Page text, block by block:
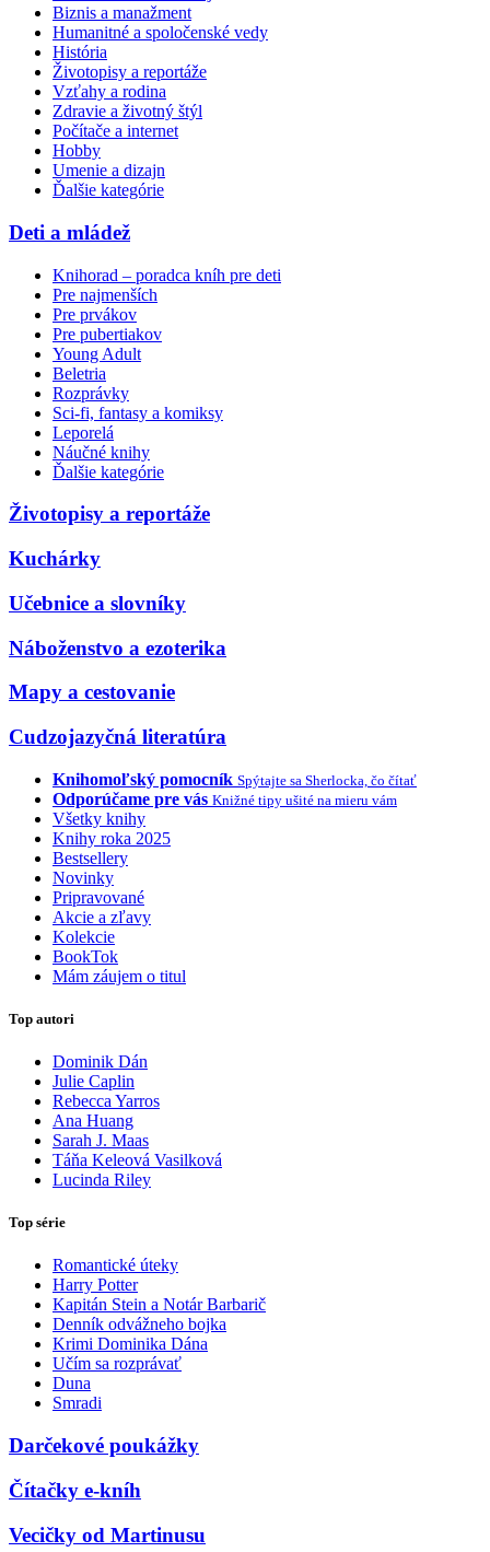
Biznis a manažment
Humanitné a spoločenské vedy
História
Životopisy a reportáže
Vzťahy a rodina
Zdravie a životný štýl
Počítače a internet
Hobby
Umenie a dizajn
Ďalšie kategórie
Deti a mládež
Knihorad – poradca kníh pre deti
Pre najmenších
Pre prvákov
Pre pubertiakov
Young Adult
Beletria
Rozprávky
Sci-fi, fantasy a komiksy
Leporelá
Náučné knihy
Ďalšie kategórie
Životopisy a reportáže
Kuchárky
Učebnice a slovníky
Náboženstvo a ezoterika
Mapy a cestovanie
Cudzojazyčná literatúra
Knihomoľský pomocník Spýtajte sa Sherlocka, čo čítať
Odporúčame pre vás Knižné tipy ušité na mieru vám
Všetky knihy
Knihy roka 2025
Bestsellery
Novinky
Pripravované
Akcie a zľavy
Kolekcie
BookTok
Mám záujem o titul
Top autori
Dominik Dán
Julie Caplin
Rebecca Yarros
Ana Huang
Sarah J. Maas
Táňa Keleová Vasilková
Lucinda Riley
Top série
Romantické úteky
Harry Potter
Kapitán Stein a Notár Barbarič
Denník odvážneho bojka
Krimi Dominika Dána
Učím sa rozprávať
Duna
Smradi
Darčekové poukážky
Čítačky e-kníh
Vecičky od Martinusu